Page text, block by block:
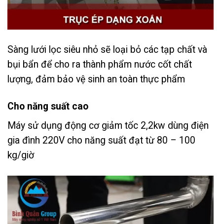
Sàng lưới lọc siêu nhỏ sẽ loại bỏ các tạp chất và
bụi bẩn để cho ra thành phẩm nước cốt chất
lượng, đảm bảo vệ sinh an toàn thực phẩm
Cho năng suất cao
Máy sử dụng động cơ giảm tốc 2,2kw dùng điện
gia đình 220V cho năng suất đạt từ 80 – 100
kg/giờ